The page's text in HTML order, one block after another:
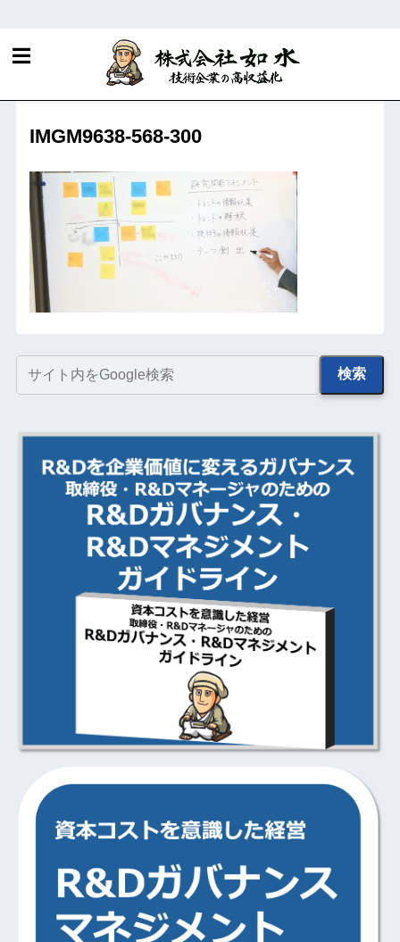
R&D・知財マネジメントに関する当社サービス
研究開発テーマ創出
IMGM9638-568-300
検索